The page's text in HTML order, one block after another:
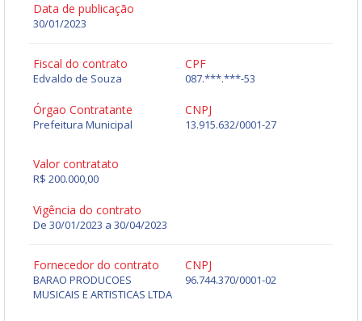
Data de publicação
30/01/2023
Fiscal do contrato
Edvaldo de Souza
CPF
087.***.***-53
Órgao Contratante
Prefeitura Municipal
CNPJ
13.915.632/0001-27
Valor contratato
R$ 200.000,00
Vigência do contrato
De 30/01/2023 a 30/04/2023
Fornecedor do contrato
BARAO PRODUCOES
MUSICAIS E ARTISTICAS LTDA
CNPJ
96.744.370/0001-02